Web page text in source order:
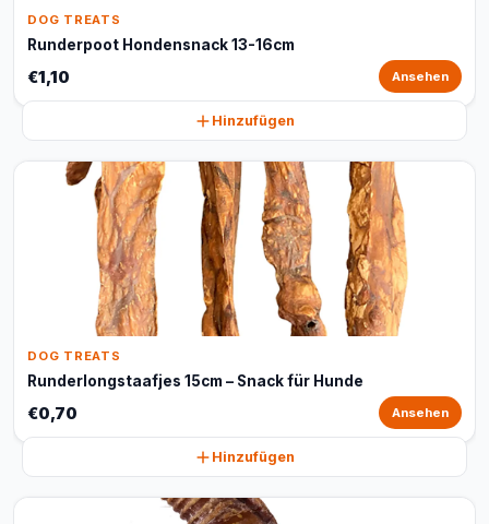
DOG TREATS
Runderpoot Hondensnack 13-16cm
€1,10 Ansehen
Hinzufügen
DOG TREATS
Runderlongstaafjes 15cm – Snack für Hunde
€0,70 Ansehen
Hinzufügen